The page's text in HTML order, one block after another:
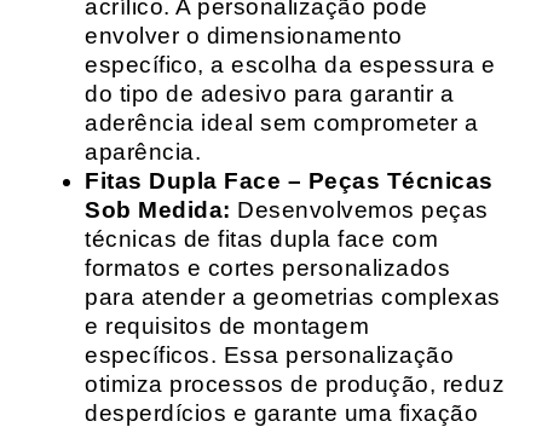
acrílico. A personalização pode
envolver o dimensionamento
específico, a escolha da espessura e
do tipo de adesivo para garantir a
aderência ideal sem comprometer a
aparência.
Fitas Dupla Face – Peças Técnicas
Sob Medida: Desenvolvemos peças
técnicas de fitas dupla face com
formatos e cortes personalizados
para atender a geometrias complexas
e requisitos de montagem
específicos. Essa personalização
otimiza processos de produção, reduz
desperdícios e garante uma fixação